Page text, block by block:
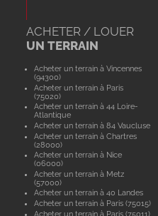
ACHETER / LOUER
UN TERRAIN
Acheter un terrain à Vincennes
(94300)
Acheter un terrain à Paris
(75020)
Acheter un terrain à 44 Loire-
Atlantique
Acheter un terrain à 84 Vaucluse
Acheter un terrain à Chartres
(28000)
Acheter un terrain à Nice
(06000)
Acheter un terrain à Metz
(57000)
Acheter un terrain à 40 Landes
Acheter un terrain à Paris (75015)
Acheter un terrain à Paris (75011)